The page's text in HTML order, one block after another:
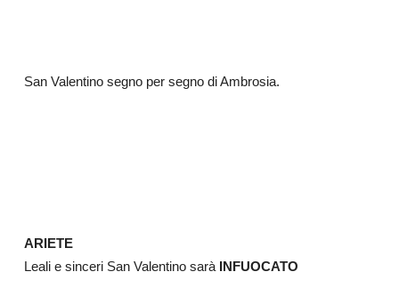
San Valentino segno per segno di Ambrosia.
ARIETE
Leali e sinceri San Valentino sarà INFUOCATO